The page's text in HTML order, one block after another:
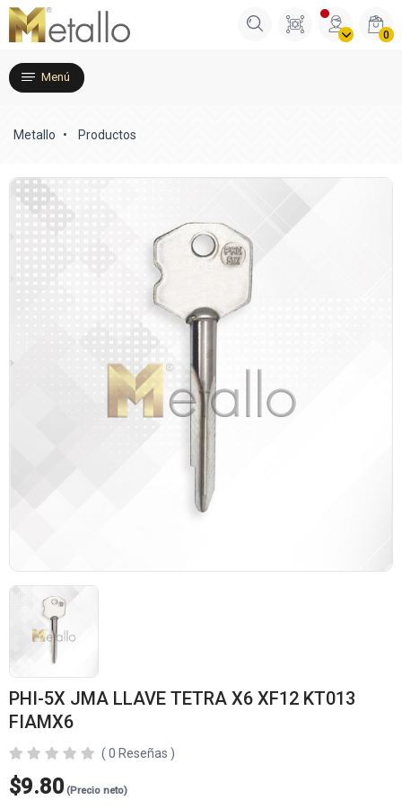
0
Menú
Metallo Productos
PHI-5X JMA LLAVE TETRA X6 XF12 KT013
FIAMX6
( 0 Reseñas )
$9.80 (Precio neto)